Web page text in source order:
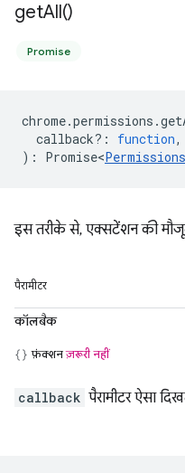
getAll()
Promise
chrome.permissions .
callback? : function,
) : Promise<Permissions
इस तरीके से, एक्सटेंशन की
पैरामीटर
कॉलबैक
फ़ंक्शनज़रूरी नहीं
callback पैरामीटर ऐसा